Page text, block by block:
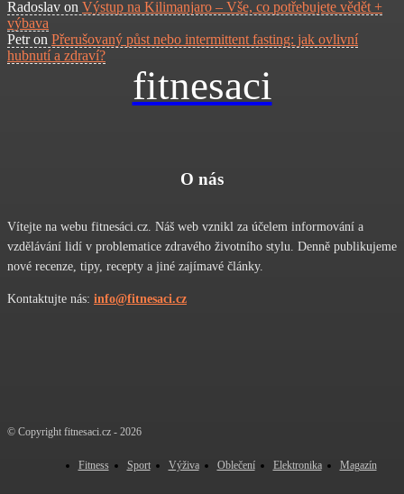
Radoslav on Výstup na Kilimanjaro – Vše, co potřebujete vědět +
výbava
Petron Přerušovaný půst nebo intermittent fasting: jak ovlivní
hubnutí a zdraví?
fitnesaci
O nás
Vítejte na webu fitnesáci.cz. Náš web vznikl za účelem informování a
vzdělávání lidí v problematice zdravého životního stylu. Denně publikujeme
nové recenze, tipy, recepty a jiné zajímavé články.
Kontaktujte nás: info@fitnesaci.cz
© Copyright fitnesaci.cz - 2026
Fitness Sport Výživa Oblečení Elektronika Magazín